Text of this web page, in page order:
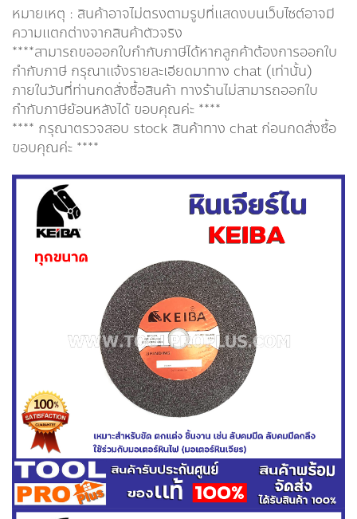
หมายเหตุ : สินค้าอาจไม่ตรงตามรูปที่แสดงบนเว็บไซต์อาจมี
ความแตกต่างจากสินค้าตัวจริง
****สามารถขอออกใบกำกับภาษีได้หากลูกค้าต้องการออกใบ
กำกับภาษี กรุณาเเจ้งรายละเอียดมาทาง chat (เท่านั้น)
ภายในวันที่ท่านกดสั่งซื้อสินค้า ทางร้านไม่สามารถออกใบ
กำกับภาษีย้อนหลังได้ ขอบคุณค่ะ ****
**** กรุณาตรวจสอบ stock สินค้าทาง chat ก่อนกดสั่งซื้อ
ขอบคุณค่ะ ****